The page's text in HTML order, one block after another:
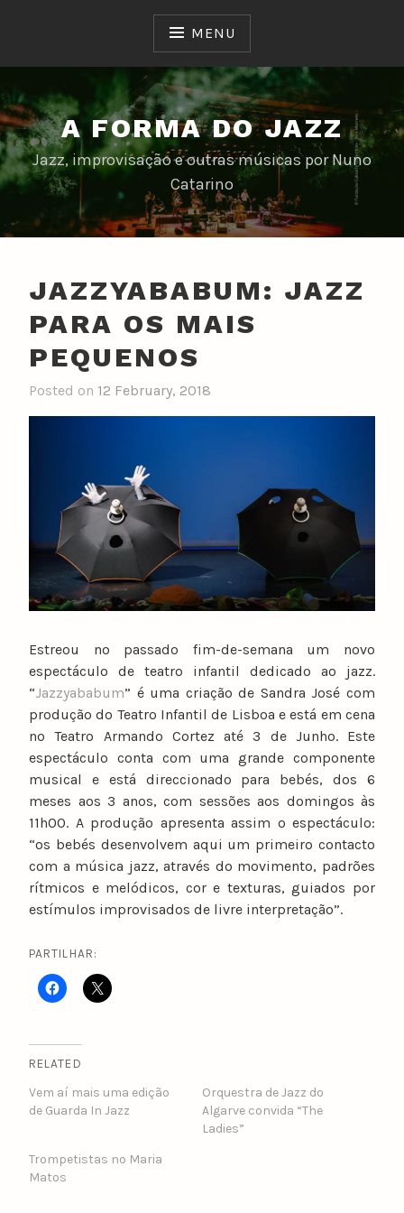
MENU
A FORMA DO JAZZ
Jazz, improvisação e outras músicas por Nuno
Catarino
JAZZYABABUM: JAZZ
PARA OS MAIS
PEQUENOS
Posted on 12 February, 2018
y
a
r
n
o
Estreou no passado fim-de-semana um novo
espectáculo de teatro infantil dedicado ao jazz.
“Jazzyababum” é uma criação de Sandra José com
produção do Teatro Infantil de Lisboa e está em cena
no Teatro Armando Cortez até 3 de Junho. Este
espectáculo conta com uma grande componente
musical e está direccionado para bebés, dos 6
meses aos 3 anos, com sessões aos domingos às
11h00. A produção apresenta assim o espectáculo:
“os bebés desenvolvem aqui um primeiro contacto
com a música jazz, através do movimento, padrões
rítmicos e melódicos, cor e texturas, guiados por
estímulos improvisados de livre interpretação”.
PARTILHAR:
RELATED
Vem aí mais uma edição
de Guarda In Jazz
Orquestra de Jazz do
Algarve convida “The
Ladies”
Trompetistas no Maria
Matos